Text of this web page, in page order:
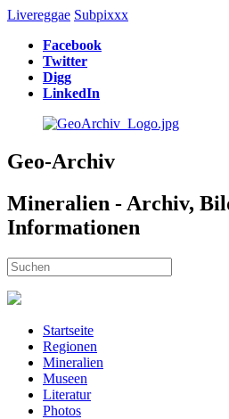
Livereggae Subpixxx
Facebook
Twitter
Digg
LinkedIn
Geo-Archiv
Mineralien - Archiv,
Informationen
Startseite
Regionen
Mineralien
Museen
Literatur
Photos